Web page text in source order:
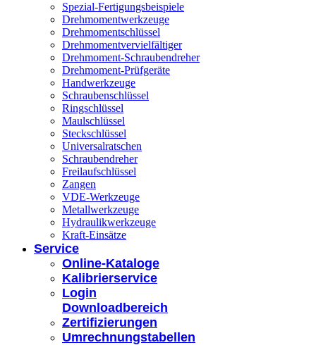
Spezial-Fertigungsbeispiele
Drehmomentwerkzeuge
Drehmomentschlüssel
Drehmomentvervielfältiger
Drehmoment-Schraubendreher
Drehmoment-Prüfgeräte
Handwerkzeuge
Schraubenschlüssel
Ringschlüssel
Maulschlüssel
Steckschlüssel
Universalratschen
Schraubendreher
Freilaufschlüssel
Zangen
VDE-Werkzeuge
Metallwerkzeuge
Hydraulikwerkzeuge
Kraft-Einsätze
Service
Online-Kataloge
Kalibrierservice
Login
Downloadbereich
Zertifizierungen
Umrechnungstabellen